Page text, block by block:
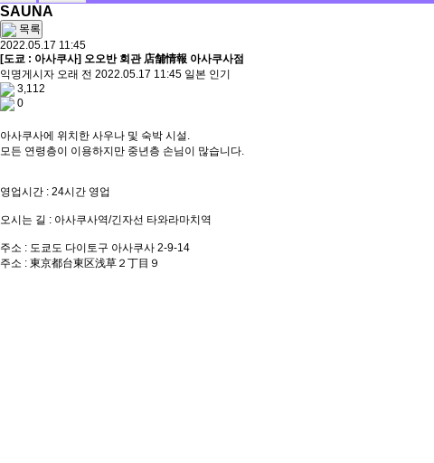
SAUNA
목록
2022.05.17 11:45
[도쿄 : 아사쿠사] 오오반 회관 店舗情報 아사쿠사점
익명게시자 오래 전 2022.05.17 11:45 일본 인기
3,112
0
아사쿠사에 위치한 사우나 및 숙박 시설.
모든 연령층이 이용하지만 중년층 손님이 많습니다.
영업시간 : 24시간 영업
오시는 길 : 아사쿠사역/긴자선 타와라마치역
주소 : 도쿄도 다이토구 아사쿠사 2-9-14
주소 : 東京都台東区浅草２丁目９